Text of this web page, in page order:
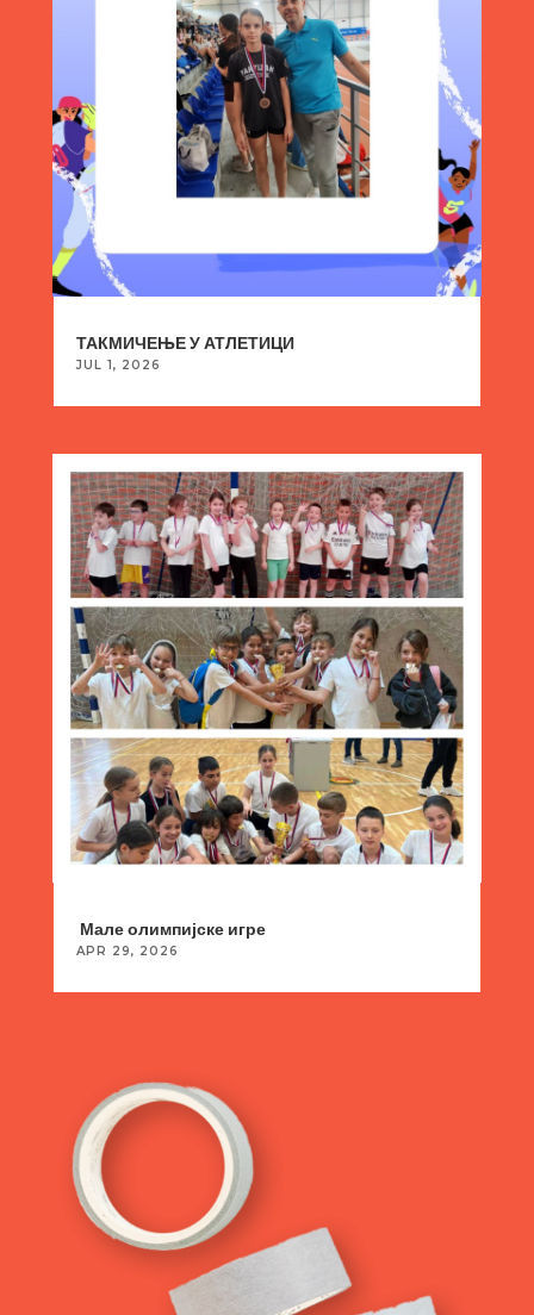
ТАКМИЧЕЊЕ У АТЛЕТИЦИ
JUL 1, 2026
Мале олимпијске игре
APR 29, 2026